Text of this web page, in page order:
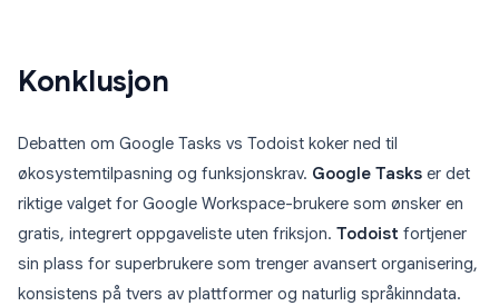
Konklusjon
Debatten om Google Tasks vs Todoist koker ned til
økosystemtilpasning og funksjonskrav. Google Tasks er det
riktige valget for Google Workspace-brukere som ønsker en
gratis, integrert oppgaveliste uten friksjon. Todoist fortjener
sin plass for superbrukere som trenger avansert organisering,
konsistens på tvers av plattformer og naturlig språkinndata.